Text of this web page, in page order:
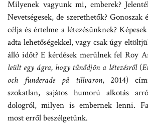
Milyenek vagyunk mi, emberek?
Nevetségesek, de szerethetők? Gonoszak
célja és értelme a létezésünknek?
adta lehetőségekkel, vagy csak úgy
álló időt? E kérdések merülnek fel Roy
leült egy ágra, hogy tűnődjön a létezésről(
och funderade på tillvaron, 2014)
szokatlan, sajátos humorú alkotás
dologról, milyen is embernek lenni.
most erről beszélgetünk.